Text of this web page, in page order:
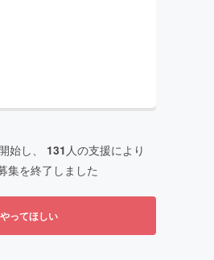
始し、 131 人の支援により
集を終了しました
ってほしい